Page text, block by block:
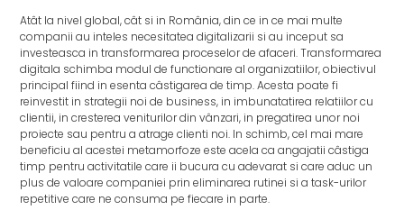
Atât la nivel global, cât si in România, din ce in ce mai multe
companii au inteles necesitatea digitalizarii si au inceput sa
investeasca in transformarea proceselor de afaceri. Transformarea
digitala schimba modul de functionare al organizatiilor, obiectivul
principal fiind in esenta câstigarea de timp. Acesta poate fi
reinvestit in strategii noi de business, in imbunatatirea relatiilor cu
clientii, in cresterea veniturilor din vânzari, in pregatirea unor noi
proiecte sau pentru a atrage clienti noi. In schimb, cel mai mare
beneficiu al acestei metamorfoze este acela ca angajatii câstiga
timp pentru activitatile care ii bucura cu adevarat si care aduc un
plus de valoare companiei prin eliminarea rutinei si a task-urilor
repetitive care ne consuma pe fiecare in parte.